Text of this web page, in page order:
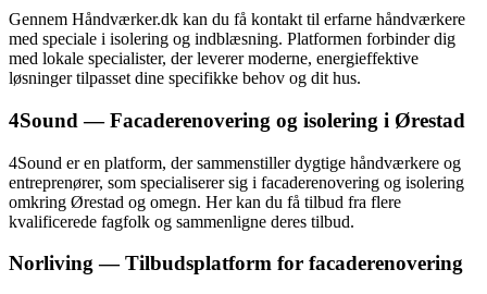
Gennem Håndværker.dk kan du få kontakt til erfarne håndværkere
med speciale i isolering og indblæsning. Platformen forbinder dig
med lokale specialister, der leverer moderne, energieffektive
løsninger tilpasset dine specifikke behov og dit hus.
4Sound — Facaderenovering og isolering i Ørestad
4Sound er en platform, der sammenstiller dygtige håndværkere og
entreprenører, som specialiserer sig i facaderenovering og isolering
omkring Ørestad og omegn. Her kan du få tilbud fra flere
kvalificerede fagfolk og sammenligne deres tilbud.
Norliving — Tilbudsplatform for facaderenovering